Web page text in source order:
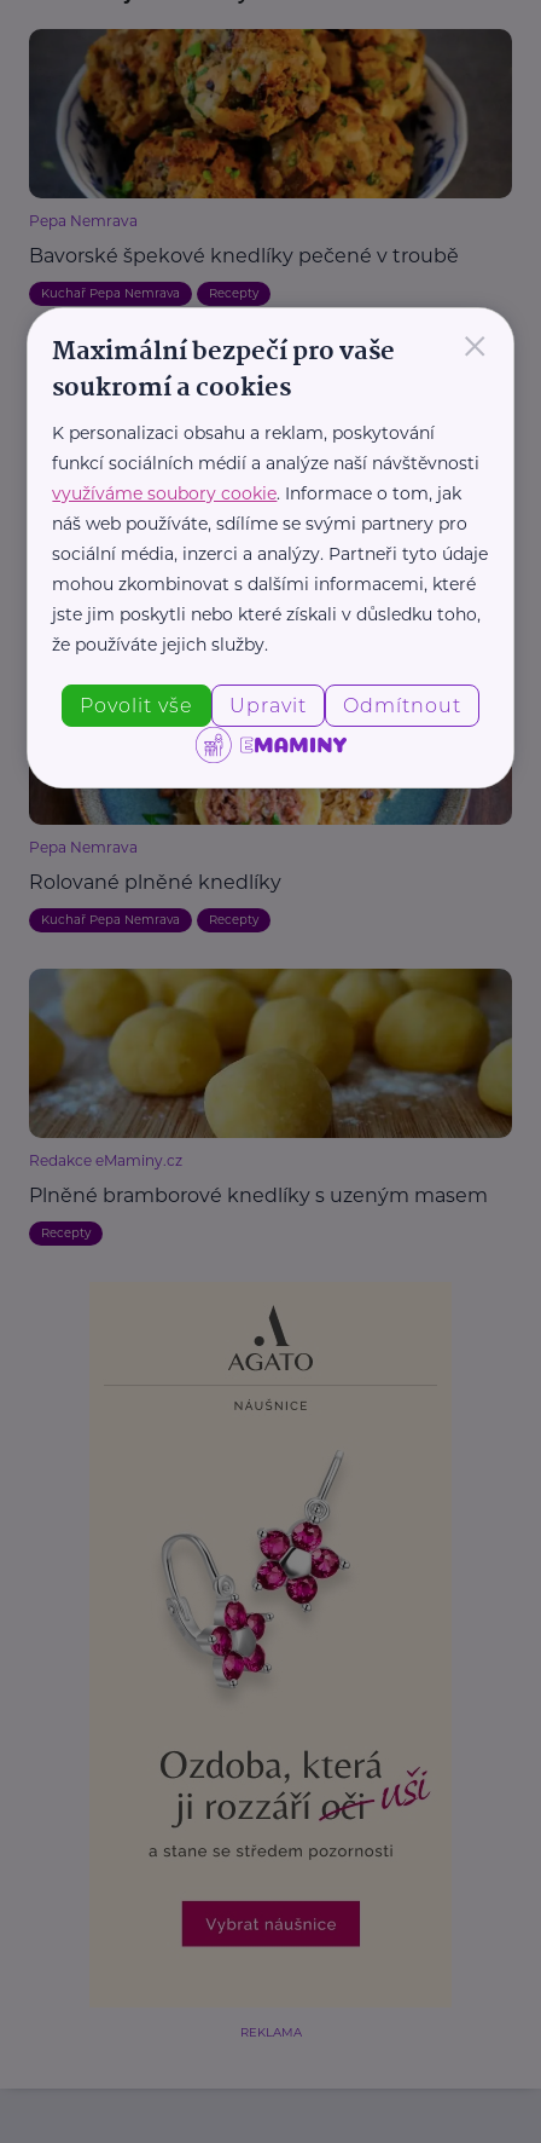
Pepa Nemrava
Bavorské špekové knedlíky pečené v troubě
Kuchař Pepa Nemrava Recepty
Pepa Nemrava
Domácí bramborové knedlíky
Kuchař Pepa Nemrava Recepty
Pepa Nemrava
Rolované plněné knedlíky
Kuchař Pepa Nemrava Recepty
Redakce eMaminy.cz
Plněné bramborové knedlíky s uzeným masem
Recepty
REKLAMA
×
Maximální bezpečí pro vaše
soukromí a cookies
K personalizaci obsahu a reklam, poskytování
funkcí sociálních médií a analýze naší návštěvnosti
využíváme soubory cookie. Informace o tom, jak
náš web používáte, sdílíme se svými partnery pro
sociální média, inzerci a analýzy. Partneři tyto údaje
mohou zkombinovat s dalšími informacemi, které
jste jim poskytli nebo které získali v důsledku toho,
že používáte jejich služby.
Povolit vše Upravit Odmítnout